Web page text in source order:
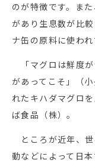
のが特徴です。ま
があり生息数が比
ナ缶の原料に使われ
「マグロは鮮度
があってこそ」（
れたキハダマグロ
ば食品（株）。
ところが近年、
動などによって日